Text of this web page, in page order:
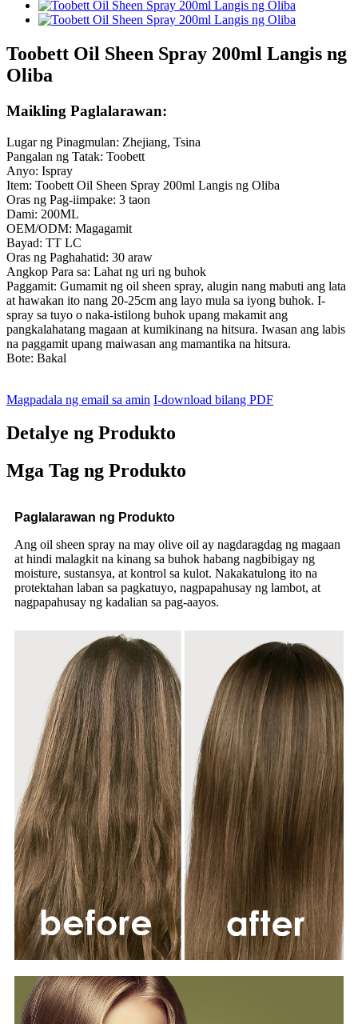
Toobett Oil Sheen Spray 200ml Langis ng
Oliba
Maikling Paglalarawan:
Lugar ng Pinagmulan: Zhejiang, Tsina
Pangalan ng Tatak: Toobett
Anyo: Ispray
Item: Toobett Oil Sheen Spray 200ml Langis ng Oliba
Oras ng Pag-iimpake: 3 taon
Dami: 200ML
OEM/ODM: Magagamit
Bayad: TT LC
Oras ng Paghahatid: 30 araw
Angkop Para sa: Lahat ng uri ng buhok
Paggamit: Gumamit ng oil sheen spray, alugin nang mabuti ang lata
at hawakan ito nang 20-25cm ang layo mula sa iyong buhok. I-
spray sa tuyo o naka-istilong buhok upang makamit ang
pangkalahatang magaan at kumikinang na hitsura. Iwasan ang labis
na paggamit upang maiwasan ang mamantika na hitsura.
Bote: Bakal
Magpadala ng email sa amin I-download bilang PDF
Detalye ng Produkto
Mga Tag ng Produkto
Paglalarawan ng Produkto
Ang oil sheen spray na may olive oil ay nagdaragdag ng magaan
at hindi malagkit na kinang sa buhok habang nagbibigay ng
moisture, sustansya, at kontrol sa kulot. Nakakatulong ito na
protektahan laban sa pagkatuyo, nagpapahusay ng lambot, at
nagpapahusay ng kadalian sa pag-aayos.